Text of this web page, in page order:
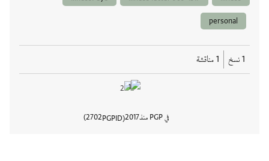
personal
1 نسخ 1 مناقشة
في PGP منذ 2017
PGPID
2702